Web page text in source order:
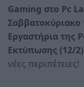
Gaming στο Pc
Εργαστήρια της
Εκτύπωσης (12/2)
νέες περιπέτειες!